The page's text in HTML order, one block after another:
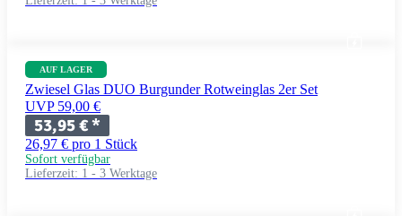
AUF LAGER
Zwiesel Glas DUO Burgunder Rotweinglas 2er Set
UVP 59,00 €
53,95 €*
26,97 € pro 1 Stück
Sofort verfügbar
Lieferzeit: 1 - 3 Werktage